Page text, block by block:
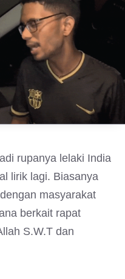
rupanya lelaki India
lirik lagi. Biasanya
masyarakat
berkait rapat
S.W.T dan